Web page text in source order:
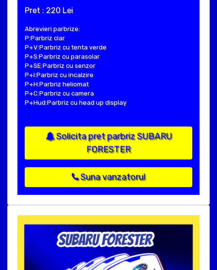
Pret : 220 Lei
Abrevieri parbrize:
P:Parbriz clar
P+V:Parbriz cu tenta verde
P+S:Parbriz cu parasolar
P+SE:Parbriz cu senzor
P+I:Parbriz cu incalzire
P+H:Parbriz heliomat
P+C:Parbriz cu camera
P+Hud:Parbriz cu head up display
Solicita pret parbriz SUBARU
FORESTER
Suna vanzatorul